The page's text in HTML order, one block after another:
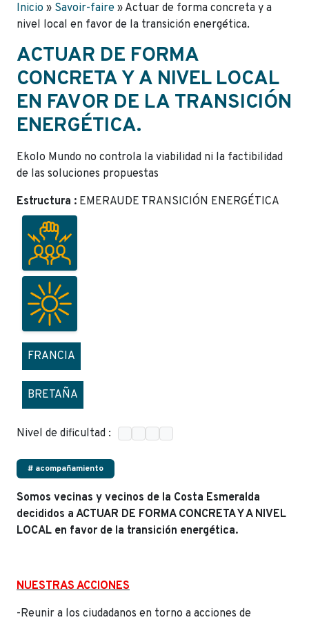
Inicio » Savoir-faire » Actuar de forma concreta y a
nivel local en favor de la transición energética.
ACTUAR DE FORMA
CONCRETA Y A NIVEL LOCAL
EN FAVOR DE LA TRANSICIÓN
ENERGÉTICA.
Ekolo Mundo no controla la viabilidad ni la factibilidad
de las soluciones propuestas
Estructura : EMERAUDE TRANSICIÓN ENERGÉTICA
FRANCIA
BRETAÑA
Nivel de dificultad :
# acompañamiento
Somos vecinas y vecinos de la Costa Esmeralda
decididos a ACTUAR DE FORMA CONCRETA Y A NIVEL
LOCAL en favor de la transición energética.
NUESTRAS ACCIONES
-Reunir a los ciudadanos en torno a acciones de